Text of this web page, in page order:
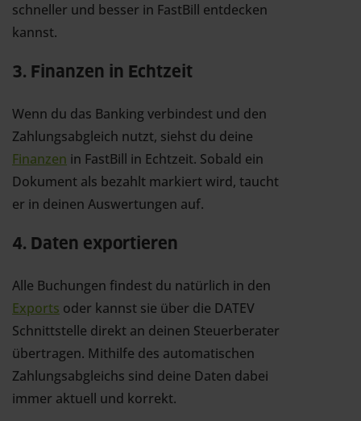
schneller und besser in FastBill entdecken
kannst.
3. Finanzen in Echtzeit
Wenn du das Banking verbindest und den
Zahlungsabgleich nutzt, siehst du deine
Finanzen in FastBill in Echtzeit. Sobald ein
Dokument als bezahlt markiert wird, taucht
er in deinen Auswertungen auf.
4. Daten exportieren
Alle Buchungen findest du natürlich in den
Exports oder kannst sie über die DATEV
Schnittstelle direkt an deinen Steuerberater
übertragen. Mithilfe des automatischen
Zahlungsabgleichs sind deine Daten dabei
immer aktuell und korrekt.